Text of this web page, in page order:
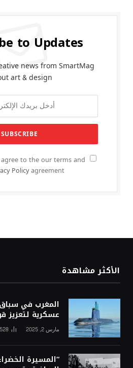
to Updates
news from SmartMag
art & design.
to the our terms and
Policyagreement.
الأكثر مشاهدة
المغرب في سباق
عسكرية لتعزيز
مارس 2, 2025 528
“المسيرة